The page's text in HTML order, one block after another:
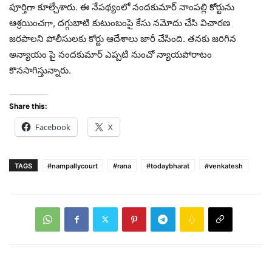
పూర్తిగా కూల్చేశారు. ఈ నేపథ్యంలో నందకుమార్ నాంపల్లి కోర్టును
ఆశ్రయించగా, దగ్గుబాటి కుటుంబంపై కేసు నమోదు చేసి విచారణ
జరపాలని పోలీసులకు కోర్టు ఆదేశాలు జారీ చేసింది. తనకు జరిగిన
అన్యాయం పై నందకుమార్ ఎప్పటి నుంచో న్యాయపోరాటం
కొనసాగిస్తున్నారు.
Share this:
Facebook X
TAGS #nampallycourt #rana #todaybharat #venkatesh